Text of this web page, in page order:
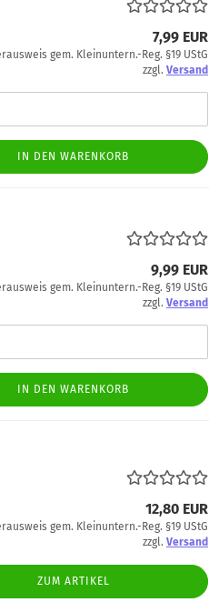
7,99 EUR
gem. Kleinuntern.-Reg. §19 UStG
zzgl. Versand
IN DEN WARENKORB
9,99 EUR
gem. Kleinuntern.-Reg. §19 UStG
zzgl. Versand
IN DEN WARENKORB
12,80 EUR
gem. Kleinuntern.-Reg. §19 UStG
zzgl. Versand
ZUM ARTIKEL